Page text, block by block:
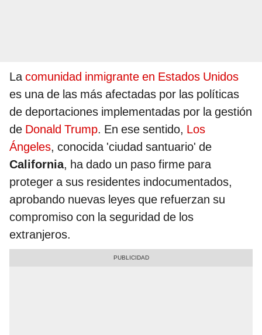
Lacomunidad inmigrante en Estados Unidos
es una de las más afectadas por las políticas
de deportaciones implementadas por la gestión
de Donald Trump. En ese sentido, Los
Ángeles, conocida 'ciudad santuario' de
California, ha dado un paso firme para
proteger a sus residentes indocumentados,
aprobando nuevas leyes que refuerzan su
compromiso con la seguridad de los
extranjeros.